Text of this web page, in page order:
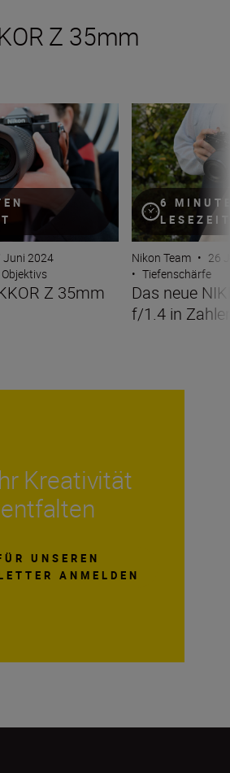
Z 35mm
Z 35mm f/1.4
Juni 2024
Z 35mm
6
Das neue
Nikon Team • 26
• Tiefenschärfe
Das neue
f/1.4 in
Kreativität
entfalten
UNSEREN
ANMELDEN